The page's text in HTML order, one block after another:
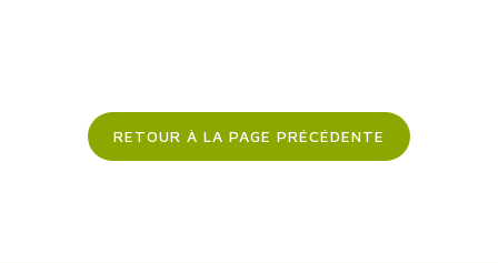
RETOUR À LA PAGE PRÉCÉDENTE